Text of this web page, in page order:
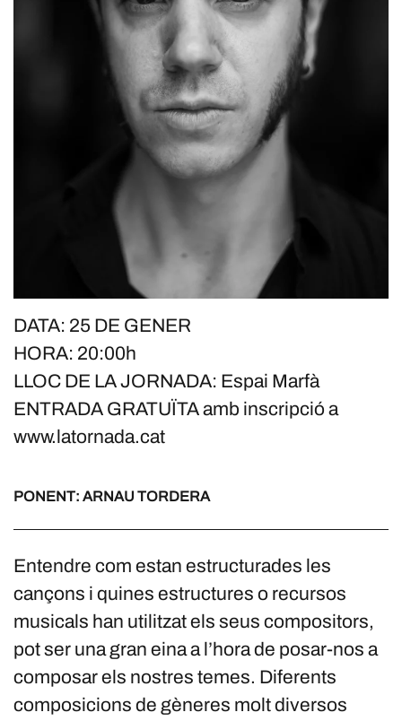
DATA: 25 DE GENER
HORA: 20:00h
LLOC DE LA JORNADA: Espai Marfà
ENTRADA GRATUÏTA amb inscripció a
www.latornada.cat
PONENT: ARNAU TORDERA
Entendre com estan estructurades les
cançons i quines estructures o recursos
musicals han utilitzat els seus compositors,
pot ser una gran eina a l’hora de posar-nos a
composar els nostres temes. Diferents
composicions de gèneres molt diversos